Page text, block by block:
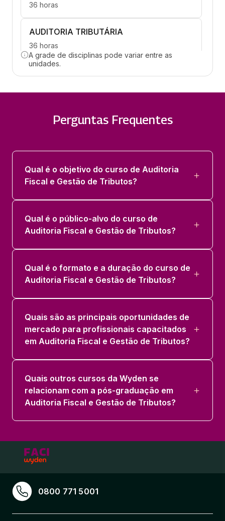
36 horas
AUDITORIA TRIBUTÁRIA
36 horas
GESTÃO ESTRATÉGICA DE TRIBUTOS
TECNOLOGIA E ANÁLISE DE DADOS
FISCAIS
TRIBUTAÇÃO INTERNACIONAL
36 horas
A grade de disciplinas pode variar entre as
unidades.
Perguntas Frequentes
Qual é o objetivo do curso de Auditoria
Fiscal e Gestão de Tributos?
Qual é o público-alvo do curso de
Auditoria Fiscal e Gestão de Tributos?
Qual é o formato e a duração do curso de
Auditoria Fiscal e Gestão de Tributos?
Quais são as principais oportunidades de
mercado para profissionais capacitados
em Auditoria Fiscal e Gestão de Tributos?
Quais outros cursos da Wyden se
relacionam com a pós-graduação em
Auditoria Fiscal e Gestão de Tributos?
0800 771 5001